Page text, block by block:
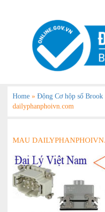
Home » Động Cơ hộp số
dailyphanphoivn.com
MAU